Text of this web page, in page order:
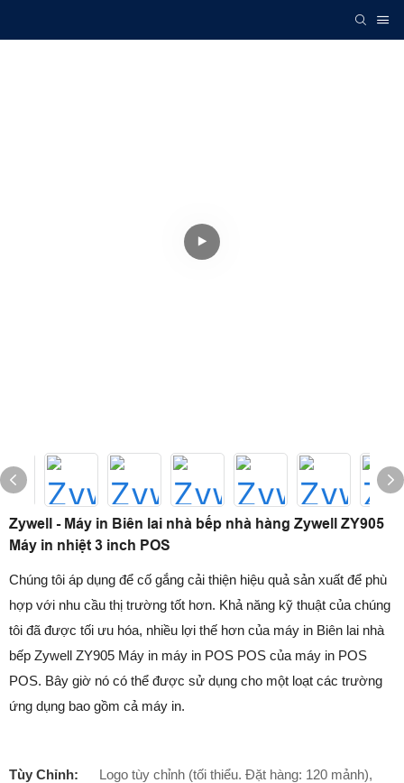
Zywell - Máy in Biên lai nhà bếp nhà hàng Zywell ZY905
Máy in nhiệt 3 inch POS
Chúng tôi áp dụng để cố gắng cải thiện hiệu quả sản xuất để phù
hợp với nhu cầu thị trường tốt hơn. Khả năng kỹ thuật của chúng
tôi đã được tối ưu hóa, nhiều lợi thế hơn của máy in Biên lai nhà
bếp Zywell ZY905 Máy in máy in POS POS của máy in POS
POS. Bây giờ nó có thể được sử dụng cho một loạt các trường
ứng dụng bao gồm cả máy in.
Tùy Chỉnh:
Logo tùy chỉnh (tối thiểu. Đặt hàng: 120 mảnh),